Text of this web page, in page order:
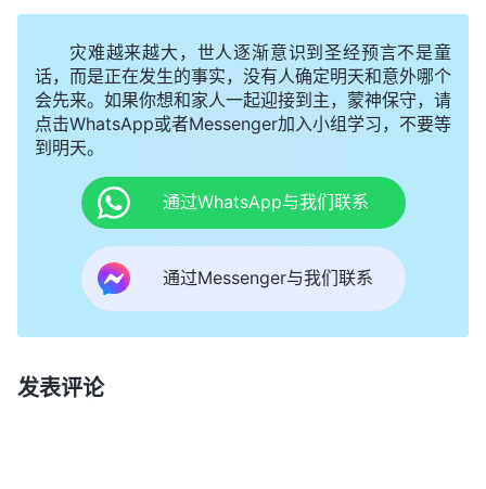
灾难越来越大，世人逐渐意识到圣经预言不是童
话，而是正在发生的事实，没有人确定明天和意外哪个
会先来。如果你想和家人一起迎接到主，蒙神保守，请
点击WhatsApp或者Messenger加入小组学习，不要等
到明天。
通过WhatsApp与我们联系
通过Messenger与我们联系
发表评论